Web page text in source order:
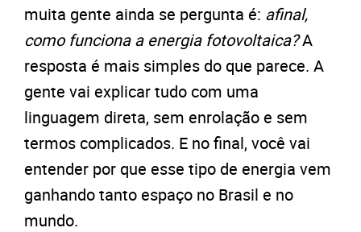
muita gente ainda se pergunta é: afinal,
como funciona a energia fotovoltaica?A
resposta é mais simples do que parece. A
gente vai explicar tudo com uma
linguagem direta, sem enrolação e sem
termos complicados. E no final, você vai
entender por que esse tipo de energia vem
ganhando tanto espaço no Brasil e no
mundo.